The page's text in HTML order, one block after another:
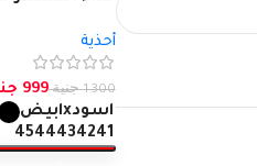
أحذية
1.300 جنية999
اسودxابيض
41
42
43
44
45